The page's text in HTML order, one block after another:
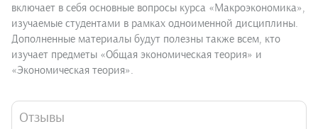
включает в себя основные вопросы курса «Макроэкономика»,
изучаемые студентами в рамках одноименной дисциплины.
Дополненные материалы будут полезны также всем, кто
изучает предметы «Общая экономическая теория» и
«Экономическая теория».
Отзывы